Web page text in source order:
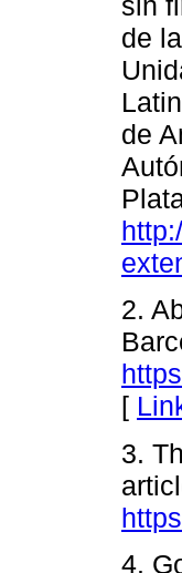
de
de
2.
[
3.
4.